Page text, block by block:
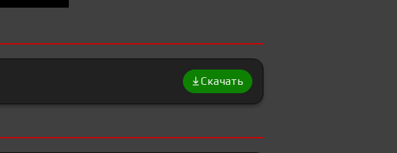
Скачать